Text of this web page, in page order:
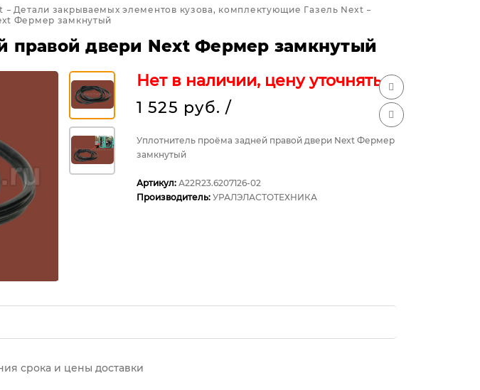
Детали закрываемых элементов кузова, комплектующие Газель Next
Фермер замкнутый
правой двери Next Фермер замкнутый
Нет в наличии, цену уточнять
1 525 руб. /
Уплотнитель проёма задней правой двери Next Фермер
замкнутый
Артикул:А22R23.6207126-02
Производитель:УРАЛЭЛАСТОТЕХНИКА
срока и цены доставки